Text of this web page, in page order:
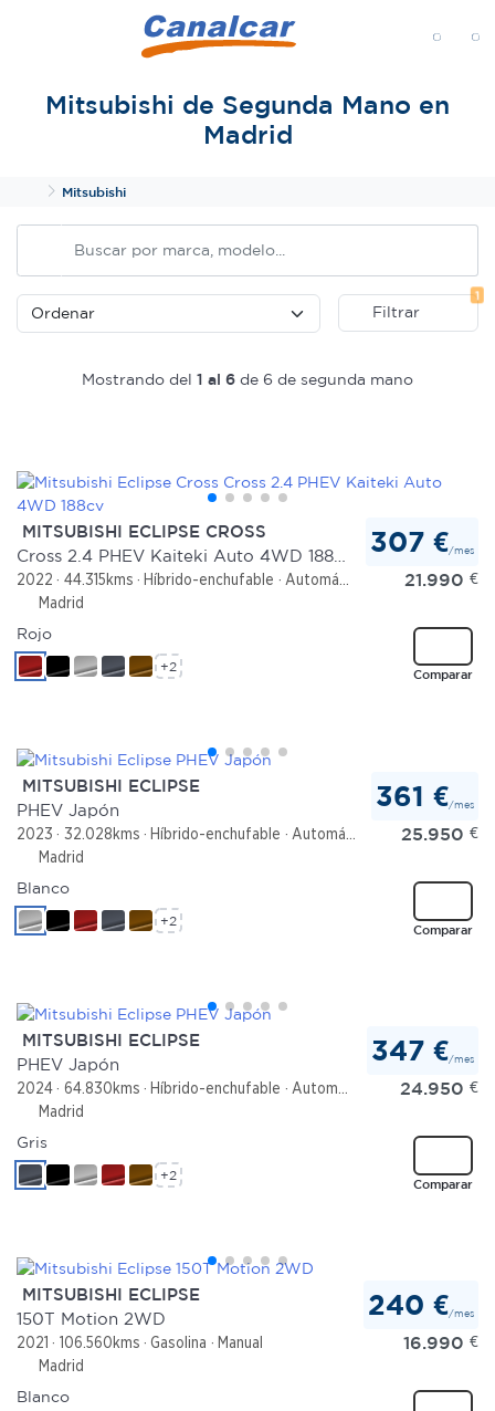
Mitsubishi de Segunda Mano en
Madrid
InicioMitsubishi
Filtrar
1
Mostrando del 1 al 6 de 6 de segunda mano
MITSUBISHI ECLIPSE CROSS
2022 44.315kms Híbrido-enchufable
Automático
Madrid
307 €/mes
21.990 €
Comparar
Rojo
+2
MITSUBISHI ECLIPSE
PHEV Japón
2023 32.028kms Híbrido-enchufable
Automático
Madrid
361 €/mes
25.950 €
Comparar
Blanco
+2
MITSUBISHI ECLIPSE
PHEV Japón
2024 64.830kms Híbrido-enchufable
Automático
Madrid
347 €/mes
24.950 €
Comparar
Gris
+2
MITSUBISHI ECLIPSE
150T Motion 2WD
2021 106.560kms Gasolina
Manual
Madrid
240 €/mes
16.990 €
Blanco